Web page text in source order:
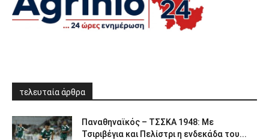
τελευταία άρθρα
Παναθηναϊκός – ΤΣΣΚΑ 1948: Με
Τσιριβέγια και Πελίστρι η ενδεκάδα του...